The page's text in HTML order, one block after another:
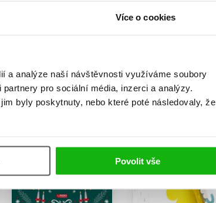
Více o cookies
a analýze naší návštěvnosti využíváme soubory
pro sociální média, inzerci a analýzy.
byly poskytnuty, nebo které poté následovaly, že
Povolit vše